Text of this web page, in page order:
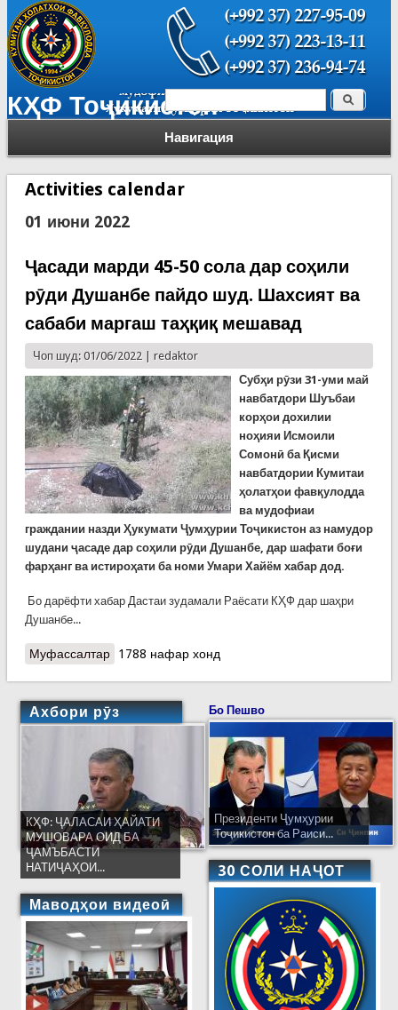
КҲФ Тоҷикистон
Навигация
Форма поиска Поиск
Activities calendar
01 июни 2022
Ҷасади марди 45-50 сола дар соҳили
рӯди Душанбе пайдо шуд. Шахсият ва
сабаби маргаш таҳқиқ мешавад
Чоп шуд: 01/06/2022 | redaktor
Субҳи рӯзи 31-уми май
навбатдори Шуъбаи
корҳои дохилии
ноҳияи Исмоили
Сомонӣ ба Қисми
навбатдории Кумитаи
ҳолатҳои фавқулодда
ва мудофиаи
граждании назди Ҳукумати Ҷумҳурии Тоҷикистон аз намудор
шудани ҷасаде дар соҳили рӯди Душанбе, дар шафати боғи
фарҳанг ва истироҳати ба номи Умари Хайём хабар дод.
Бо дарёфти хабар Дастаи зудамали Раёсати КҲФ дар шаҳри
Душанбе...
Муфассалтаро Ҷасади марди 45-50 сола дар соҳили рӯди
1788 нафар хонд
Ахбори рӯз
КҲФ: ҶАЛАСАИ ҲАЙАТИ
МУШОВАРА ОИД БА
ҶАМЪБАСТИ
НАТИҶАҲОИ...
Маводҳои видеоӣ
Бо Пешво
Президенти Ҷумҳурии
Тоҷикистон ба Раиси...
30 СОЛИ НАҶОТ